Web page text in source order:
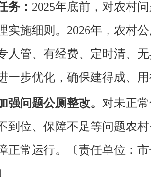
务： 2025年底前，对农村
实施细则。2026年，农村
人管、有经费、定时清、
一步优化，确保建得成、
强问题公厕整改。 对未正
到位、保障不足等问题农
正常运行。〔责任单位：